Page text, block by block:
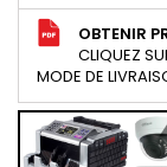
OBTENIR
CLIQUEZ
MODE DE